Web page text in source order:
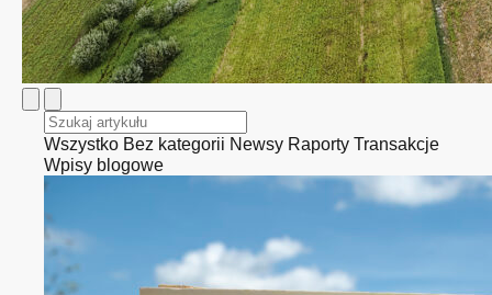
Wszystko Bez kategorii Newsy Raporty Transakcje
Wpisy blogowe